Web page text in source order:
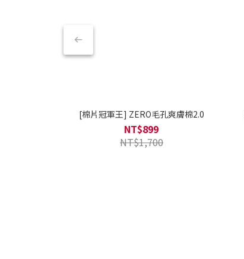
[棉片冠軍王] ZERO毛孔爽膚棉2.0
NT$899
NT$1,700